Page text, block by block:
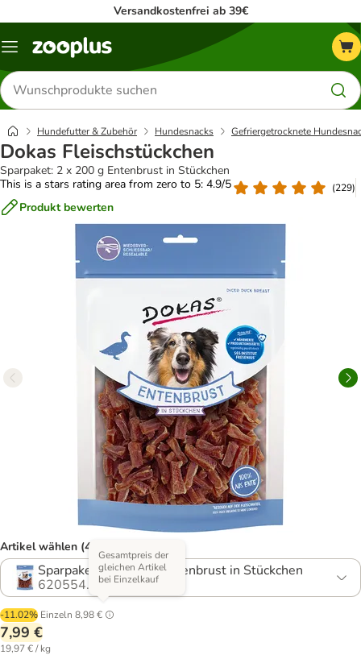
Versandkostenfrei ab 39€
Menü
Produkte
suchen
Hundefutter & Zubehör Hundesnacks Gefriergetrocknete
Dokas Fleischstückchen
Sparpaket: 2 x 200 g Entenbrust in Stückchen
This is a stars rating area from zero to 5: 4.9/5
(229)
Produkt bewerten
Artikel wählen (4 Varianten)
Sparpaket: 2 x 200 g Entenbrust in Stückchen
620554.3
-11.02% Einzeln 8,98 €
Gesamtpreis der
gleichen Artikel
bei Einzelkauf
7,99 €
19,97 € / kg